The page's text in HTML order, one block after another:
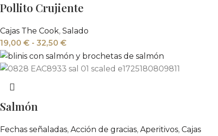
Pollito Crujiente
Cajas The Cook, Salado
19,00 € - 32,50 €
Salmón
Fechas señaladas, Acción de gracias, Aperitivos, Cajas